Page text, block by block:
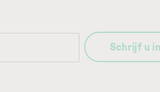
Schrijf u in